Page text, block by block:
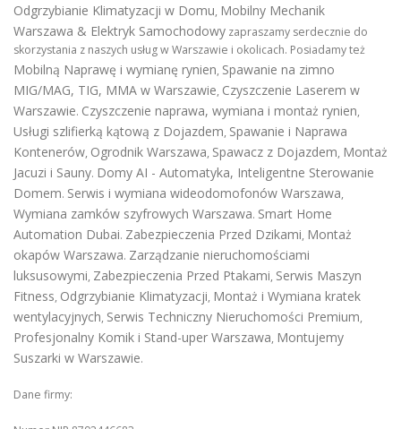
Odgrzybianie Klimatyzacji w Domu, Mobilny Mechanik
Warszawa & Elektryk Samochodowy zapraszamy serdecznie do
skorzystania z naszych usług w Warszawie i okolicach. Posiadamy też
Mobilną Naprawę i wymianę rynien, Spawanie na zimno
MIG/MAG, TIG, MMA w Warszawie, Czyszczenie Laserem w
Warszawie. Czyszczenie naprawa, wymiana i montaż rynien,
Usługi szlifierką kątową z Dojazdem, Spawanie i Naprawa
Kontenerów, Ogrodnik Warszawa, Spawacz z Dojazdem, Montaż
Jacuzi i Sauny. Domy AI - Automatyka, Inteligentne Sterowanie
Domem. Serwis i wymiana wideodomofonów Warszawa,
Wymiana zamków szyfrowych Warszawa. Smart Home
Automation Dubai. Zabezpieczenia Przed Dzikami, Montaż
okapów Warszawa. Zarządzanie nieruchomościami
luksusowymi, Zabezpieczenia Przed Ptakami, Serwis Maszyn
Fitness, Odgrzybianie Klimatyzacji, Montaż i Wymiana kratek
wentylacyjnych, Serwis Techniczny Nieruchomości Premium,
Profesjonalny Komik i Stand-uper Warszawa, Montujemy
Suszarki w Warszawie.
Dane firmy: